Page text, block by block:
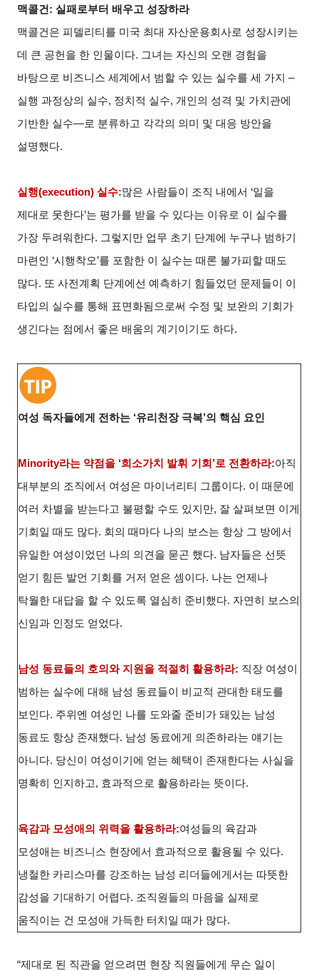
맥콜건: 실패로부터 배우고 성장하라
맥콜건은 피델리티를 미국 최대 자산운용회사로 성장시키는
데 큰 공헌을 한 인물이다. 그녀는 자신의 오랜 경험을
바탕으로 비즈니스 세계에서 범할 수 있는 실수를 세 가지 –
실행 과정상의 실수, 정치적 실수, 개인의 성격 및 가치관에
기반한 실수—로 분류하고 각각의 의미 및 대응 방안을
설명했다.
실행(execution) 실수:많은 사람들이 조직 내에서 ‘일을
제대로 못한다’는 평가를 받을 수 있다는 이유로 이 실수를
가장 두려워한다. 그렇지만 업무 초기 단계에 누구나 범하기
마련인 ‘시행착오’를 포함한 이 실수는 때론 불가피할 때도
많다. 또 사전계획 단계에선 예측하기 힘들었던 문제들이 이
타입의 실수를 통해 표면화됨으로써 수정 및 보완의 기회가
생긴다는 점에서 좋은 배움의 계기이기도 하다.
여성 독자들에게 전하는 ‘유리천장 극복’의 핵심 요인
Minority라는 약점을 ‘희소가치 발휘 기회’로 전환하라:아직
대부분의 조직에서 여성은 마이너리티 그룹이다. 이 때문에
여러 차별을 받는다고 불평할 수도 있지만, 잘 살펴보면 이게
기회일 때도 많다. 회의 때마다 나의 보스는 항상 그 방에서
유일한 여성이었던 나의 의견을 묻곤 했다. 남자들은 선뜻
얻기 힘든 발언 기회를 거저 얻은 셈이다. 나는 언제나
탁월한 대답을 할 수 있도록 열심히 준비했다. 자연히 보스의
신임과 인정도 얻었다.
남성 동료들의 호의와 지원을 적절히 활용하라: 직장 여성이
범하는 실수에 대해 남성 동료들이 비교적 관대한 태도를
보인다. 주위엔 여성인 나를 도와줄 준비가 돼있는 남성
동료도 항상 존재했다. 남성 동료에게 의존하라는 얘기는
아니다. 당신이 여성이기에 얻는 혜택이 존재한다는 사실을
명확히 인지하고, 효과적으로 활용하라는 뜻이다.
육감과 모성애의 위력을 활용하라:여성들의 육감과
모성애는 비즈니스 현장에서 효과적으로 활용될 수 있다.
냉철한 카리스마를 강조하는 남성 리더들에게서는 따뜻한
감성을 기대하기 어렵다. 조직원들의 마음을 실제로
움직이는 건 모성애 가득한 터치일 때가 많다.
“제대로 된 직관을 얻으려면 현장 직원들에게 무슨 일이